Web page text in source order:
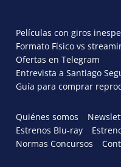
Películas con giros
Formato Físico vs
Ofertas en Telegram
Entrevista a Santiago
Guía para comprar
Quiénes somos
Estrenos Blu-ray
Normas Concursos